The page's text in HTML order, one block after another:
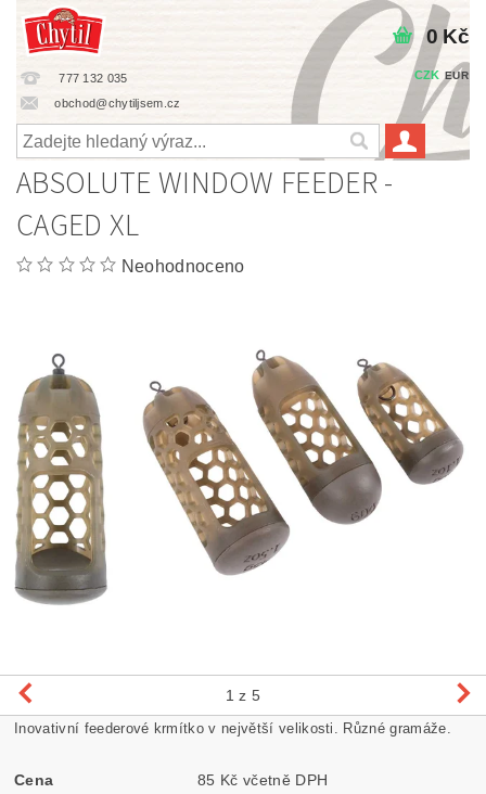
777 132 035
obchod@chytiljsem.cz
CZK EUR
0 Kč
ABSOLUTE WINDOW FEEDER -
CAGED XL
Neohodnoceno
1 z 5
Inovativní feederové krmítko v největší velikosti. Různé gramáže.
Cena 85 Kč včetně DPH